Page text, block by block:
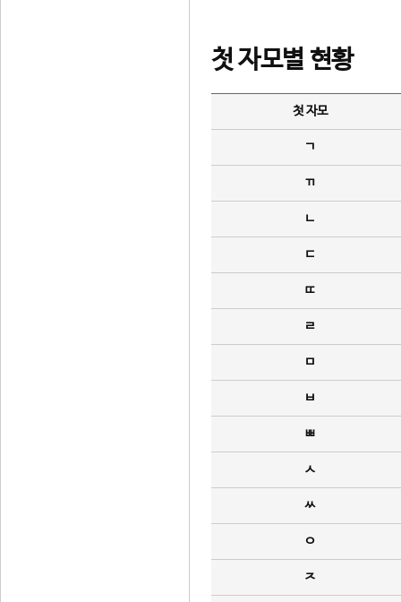
첫 자모별 현황
첫 자모
ㄱ
ㄲ
ㄴ
ㄷ
ㄸ
ㄹ
ㅁ
ㅂ
ㅃ
ㅅ
ㅆ
ㅇ
ㅈ